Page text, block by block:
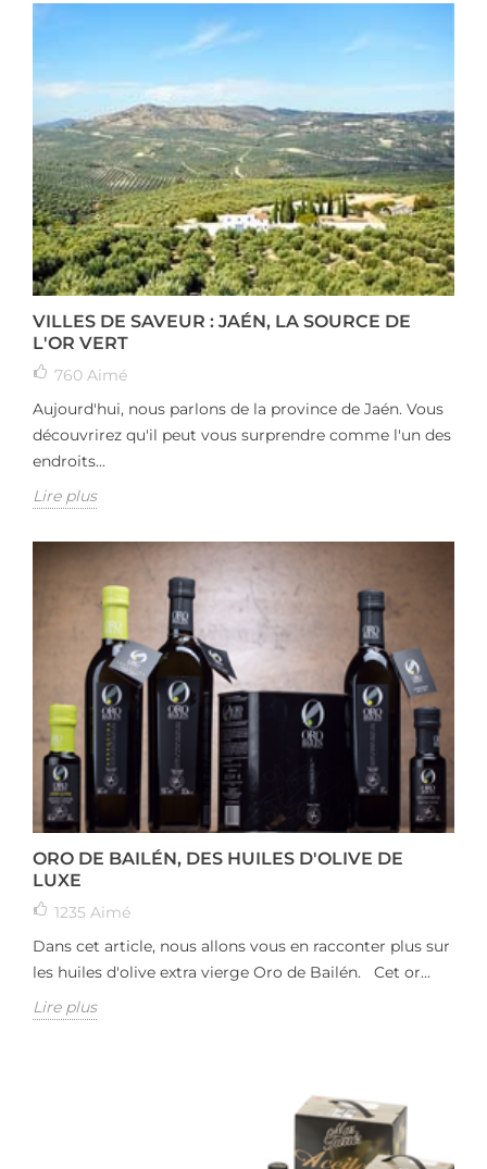
VILLES DE SAVEUR : JAÉN, LA SOURCE DE
L'OR VERT
760 Aimé
Aujourd'hui, nous parlons de la province de Jaén. Vous
découvrirez qu'il peut vous surprendre comme l'un des
endroits...
Lire plus
ORO DE BAILÉN, DES HUILES D'OLIVE DE
LUXE
1235 Aimé
Dans cet article, nous allons vous en racconter plus sur
les huiles d'olive extra vierge Oro de Bailén. Cet or...
Lire plus